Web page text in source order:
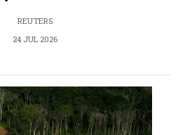
REUTERS
24 JUL 2026